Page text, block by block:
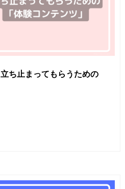
ち止まってもらうための